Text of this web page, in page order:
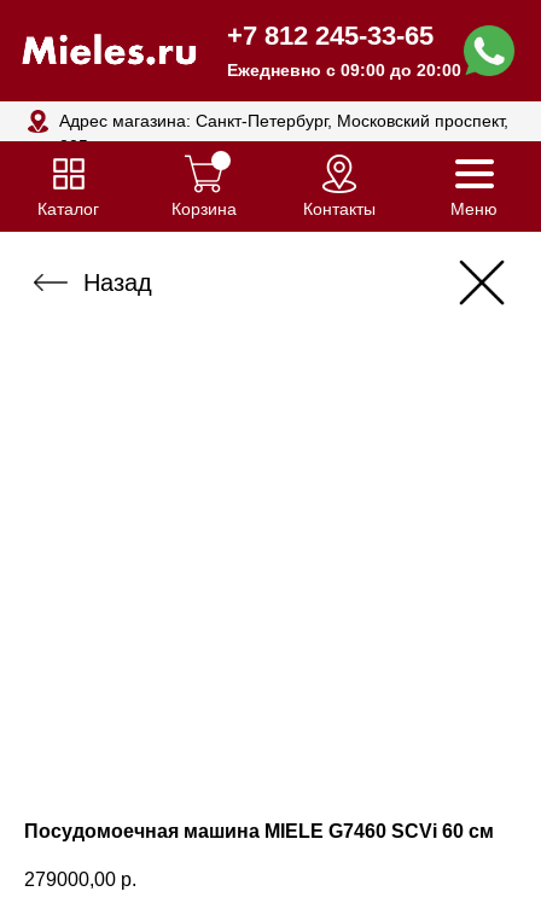
+7 812 245-33-65
Ежедневно с 09:00 до 20:00
205
Контакты
Посудомоечная машина MIELE G7460 SCVi 60 см
279000,00 р.